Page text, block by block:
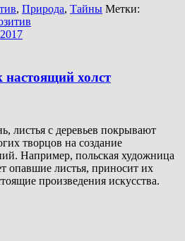
, Природа, Тайны Метки:
холст
листья с деревьев покрывают
творцов на создание
Например, польская художница
опавшие листья, приносит их
произведения искусства.